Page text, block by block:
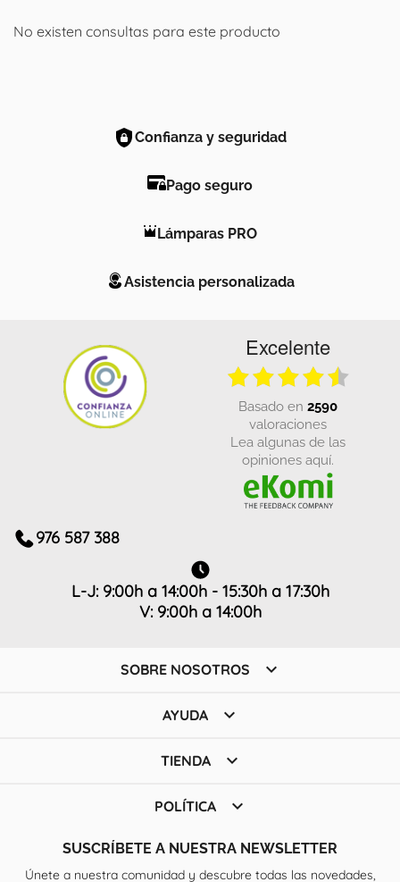
No existen consultas para este producto
Confianza y seguridad
Pago seguro
Lámparas PRO
Asistencia personalizada
Excelente
basado en 2590
valoraciones
Lea algunas de las
opiniones aquí.
976 587 388
L-J: 9:00h a 14:00h - 15:30h a 17:30h
V: 9:00h a 14:00h
SOBRE NOSOTROS 
AYUDA 
TIENDA 
POLÍTICA 
SUSCRÍBETE A NUESTRA NEWSLETTER
Únete a nuestra comunidad y descubre todas las novedades,